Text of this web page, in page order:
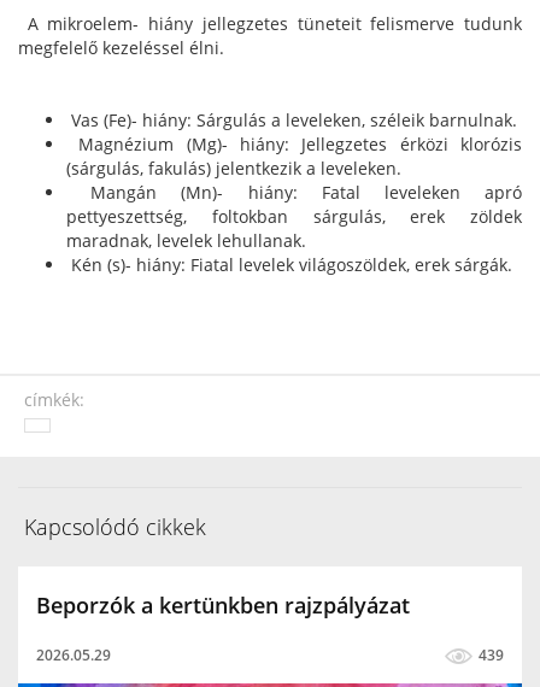
A mikroelem- hiány jellegzetes tüneteit felismerve tudunk
megfelelő kezeléssel élni.
Vas (Fe)- hiány: Sárgulás a leveleken, széleik barnulnak.
Magnézium (Mg)- hiány: Jellegzetes érközi klorózis
(sárgulás, fakulás) jelentkezik a leveleken.
Mangán (Mn)- hiány: Fatal leveleken apró
pettyeszettség, foltokban sárgulás, erek zöldek
maradnak, levelek lehullanak.
Kén (s)- hiány: Fiatal levelek világoszöldek, erek sárgák.
címkék:
Kapcsolódó cikkek
Beporzók a kertünkben rajzpályázat
2026.05.29 439